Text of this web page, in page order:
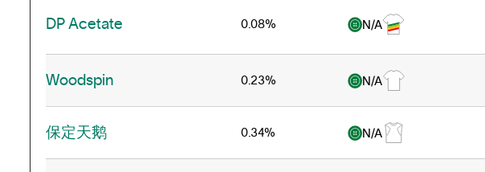
DP Acetate 0.08% N/A
Woodspin 0.23% N/A
保定天鹅 0.34% N/A